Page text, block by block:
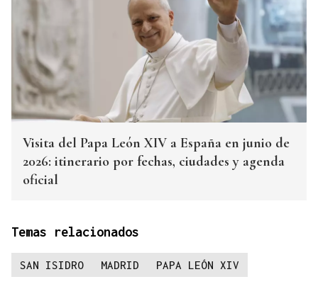
Visita del Papa León XIV a España en junio de
2026: itinerario por fechas, ciudades y agenda
oficial
Temas relacionados
SAN ISIDRO MADRID PAPA LEÓN XIV